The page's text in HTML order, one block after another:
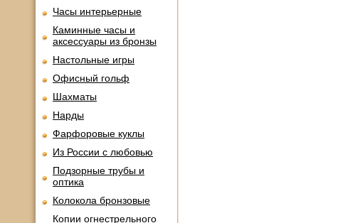
Часы интерьерные
Каминные часы и
аксессуары из бронзы
Настольные игры
Офисный гольф
Шахматы
Нарды
Фарфоровые куклы
Из России с любовью
Подзорные трубы и
оптика
Колокола бронзовые
Копии огнестрельного